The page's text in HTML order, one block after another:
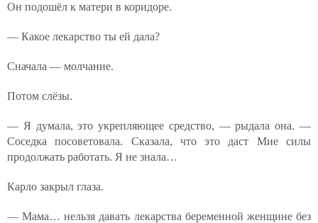
Он подошёл к матери в коридоре.
— Какое лекарство ты ей дала?
Сначала — молчание.
Потом слёзы.
— Я думала, это укрепляющее средство, — рыдала она. —
Соседка посоветовала. Сказала, что это даст Мие силы
продолжать работать. Я не знала…
Карло закрыл глаза.
— Мама… нельзя давать лекарства беременной женщине без